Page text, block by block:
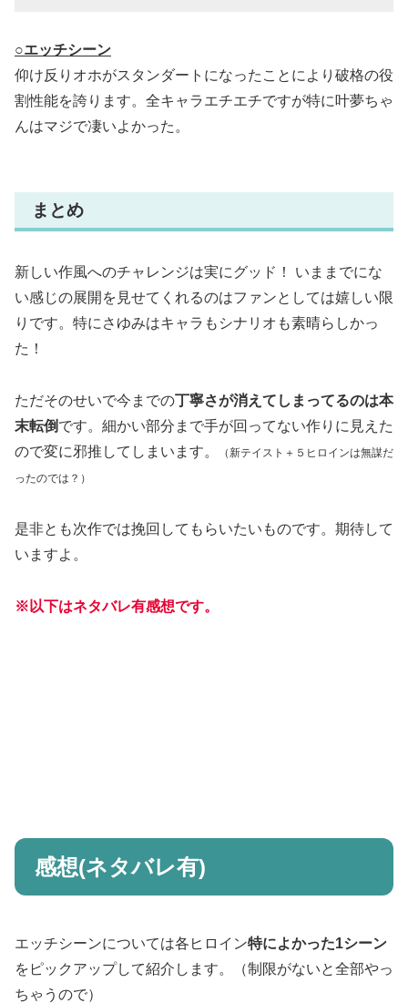
○エッチシーン
仰け反りオホがスタンダートになったことにより破格の役
割性能を誇ります。全キャラエチエチですが特に叶夢ちゃ
んはマジで凄いよかった。
まとめ
新しい作風へのチャレンジは実にグッド！ いままでにな
い感じの展開を見せてくれるのはファンとしては嬉しい限
りです。特にさゆみはキャラもシナリオも素晴らしかっ
た！
ただそのせいで今までの丁寧さが消えてしまってるのは本
末転倒です。細かい部分まで手が回ってない作りに見えた
ので変に邪推してしまいます。
（新テイスト＋５ヒロインは無謀だ
ったのでは？）
是非とも次作では挽回してもらいたいものです。期待して
いますよ。
※以下はネタバレ有感想です。
感想(ネタバレ有)
エッチシーンについては各ヒロイン特によかった1シーン
をピックアップして紹介します。（制限がないと全部やっ
ちゃうので）